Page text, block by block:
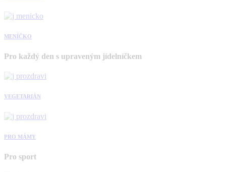
MENÍČKO
Pro každý den s upraveným jídelníčkem
VEGETARIÁN
PRO MÁMY
Pro sport